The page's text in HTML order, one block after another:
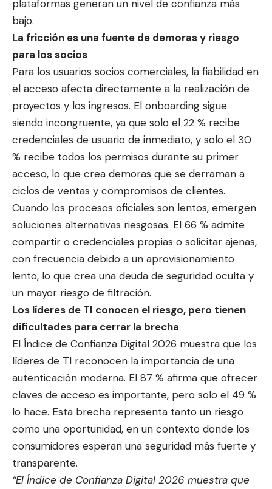
plataformas generan un nivel de confianza más
bajo.
La fricción es una fuente de demoras y riesgo
para los socios
Para los usuarios socios comerciales, la fiabilidad en
el acceso afecta directamente a la realización de
proyectos y los ingresos. El onboarding sigue
siendo incongruente, ya que solo el 22 % recibe
credenciales de usuario de inmediato, y solo el 30
% recibe todos los permisos durante su primer
acceso, lo que crea demoras que se derraman a
ciclos de ventas y compromisos de clientes.
Cuando los procesos oficiales son lentos, emergen
soluciones alternativas riesgosas. El 66 % admite
compartir o credenciales propias o solicitar ajenas,
con frecuencia debido a un aprovisionamiento
lento, lo que crea una deuda de seguridad oculta y
un mayor riesgo de filtración.
Los líderes de TI conocen el riesgo, pero tienen
dificultades para cerrar la brecha
El Índice de Confianza Digital 2026 muestra que los
líderes de TI reconocen la importancia de una
autenticación moderna. El 87 % afirma que ofrecer
claves de acceso es importante, pero solo el 49 %
lo hace. Esta brecha representa tanto un riesgo
como una oportunidad, en un contexto donde los
consumidores esperan una seguridad más fuerte y
transparente.
“El Índice de Confianza Digital 2026 muestra que